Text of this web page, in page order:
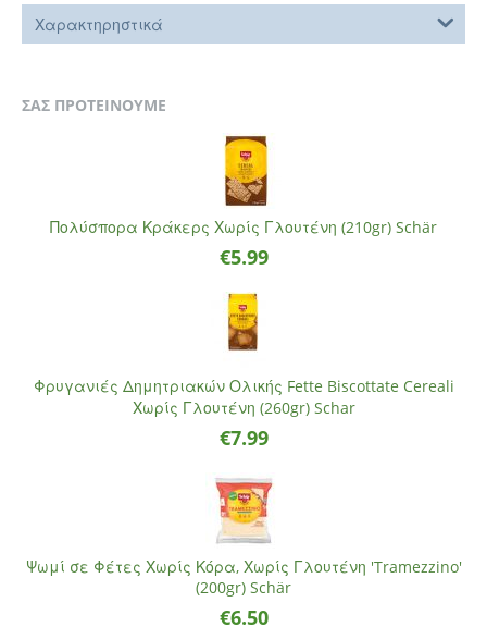
Χαρακτηρηστικά
ΣΑΣ ΠΡΟΤΕΙΝΟΥΜΕ
Πολύσπορα Κράκερς Χωρίς Γλουτένη (210gr) Schär
€5.99
Φρυγανιές Δημητριακών Ολικής Fette Biscottate Cereali
Χωρίς Γλουτένη (260gr) Schar
€7.99
Ψωμί σε Φέτες Χωρίς Κόρα, Χωρίς Γλουτένη 'Tramezzino'
(200gr) Schär
€6.50